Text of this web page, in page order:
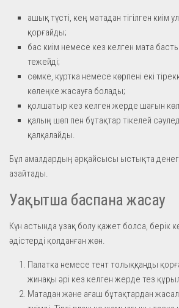
ашық түсті, кең матадан тігілген киім
қорғайды;
бас киім немесе кез келген мата
тежейді;
сөмке, куртка немесе көрпені екі
көлеңке жасауға болады;
қолшатыр кез келген жерде шағын
қалың шөп пен бұтақтар тікелей
қалқалайды.
Бұл амалдардың әрқайсысы ыстықта
азайтады.
Уақытша баспана жасау
Күн астында ұзақ болу қажет болса, берік
әдістерді қолданған жөн.
Палатка немесе тент толыққанды
жинақы әрі кез келген жерде тез
Матадан және ағаш бұтақтардан